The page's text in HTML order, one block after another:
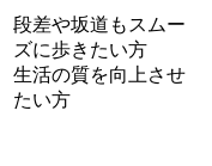
段差や坂道もスムー
ズに歩きたい方
生活の質を向上させ
たい方